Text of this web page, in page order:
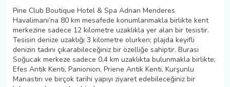
Pine Club Boutique Hotel & Spa Adnan Menderes
Havalimanı’na 80 km mesafede konumlanmakla birlikte kent
merkezine sadece 12 kilometre uzaklıkla yer alan bir tesistir.
Tesisin denize uzaklığı 3 kilometre olurken; plajda keyifli
denizin tadını çıkarabileceğiniz bir özelliğe sahiptir. Burası
Soğucak merkeze sadece 0,4 km uzaklıkta bulunmakla birlikte;
Efes Antik Kenti, Panionion, Priene Antik Kenti, Kurşunlu
Manastırı ve birçok tarihi yapıyı ziyaret edebileceğiniz bir